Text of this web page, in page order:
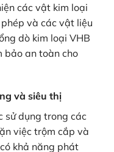
các vật kim loại
và các vật liệu
dò kim loại VHB
bảo an toàn cho
và siêu thị
sử dụng trong các
việc trộm cắp và
khả năng phát